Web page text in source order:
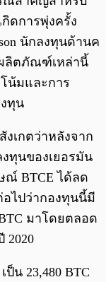
ดการพุ่งครั้ง
นักลงทุนด้านค
ผลิตภัณฑ์เหล่านี้
น้มและการ
ทุน
งเกตว่าหลังจาก
งทุนของเยอรมัน
ณ์ BTCE ได้ลด
อไปว่ากองทุนนี้มี
มาโดยตลอด
2020
น 23,480 BTC